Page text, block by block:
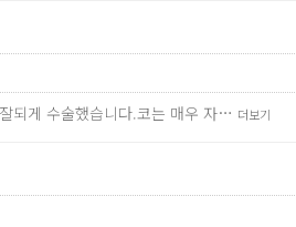
되게 수술했습니다.코는 매우 자… 더보기